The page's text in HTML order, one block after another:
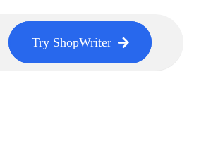
Try ShopWriter